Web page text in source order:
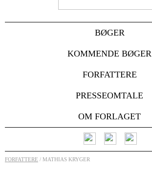
BØGER
KOMMENDE BØGER
FORFATTERE
PRESSEOMTALE
OM FORLAGET
FORFATTERE / MATHIAS KRYGER